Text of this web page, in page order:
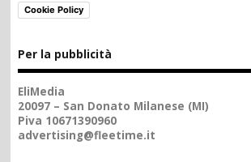
Cookie Policy
Per la pubblicità
EliMedia
20097 – San Donato Milanese (MI)
Piva 10671390960
advertising@fleetime.it